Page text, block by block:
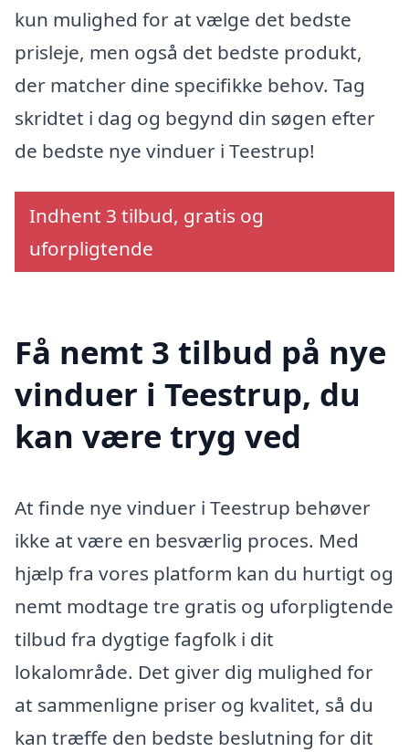
kun mulighed for at vælge det bedste
prisleje, men også det bedste produkt,
der matcher dine specifikke behov. Tag
skridtet i dag og begynd din søgen efter
de bedste nye vinduer i Teestrup!
Indhent 3 tilbud, gratis og
uforpligtende
Få nemt 3 tilbud på nye
vinduer i Teestrup, du
kan være tryg ved
At finde nye vinduer i Teestrup behøver
ikke at være en besværlig proces. Med
hjælp fra vores platform kan du hurtigt og
nemt modtage tre gratis og uforpligtende
tilbud fra dygtige fagfolk i dit
lokalområde. Det giver dig mulighed for
at sammenligne priser og kvalitet, så du
kan træffe den bedste beslutning for dit